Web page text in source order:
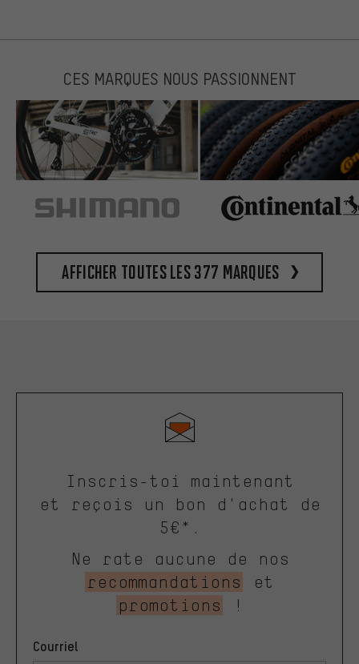
CES MARQUES NOUS PASSIONNENT
Afficher toutes les 377 marques
Inscris-toi maintenant
et reçois un bon d'achat de
5€*.
Ne rate aucune de nos
recommandations
et
promotions
!
Courriel